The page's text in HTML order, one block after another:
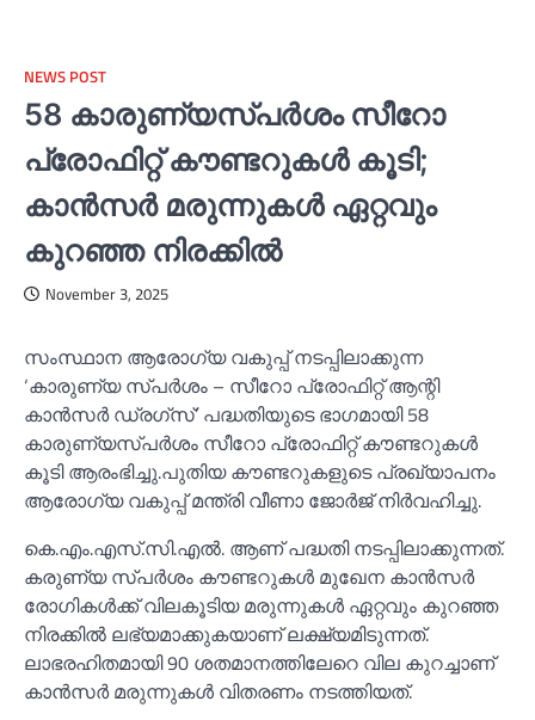
NEWS POST
58 കാരുണ്യസ്പര്‍ശം സീറോ
പ്രോഫിറ്റ് കൗണ്ടറുകള്‍ കൂടി;
കാന്‍സര്‍ മരുന്നുകള്‍ ഏറ്റവും
കുറഞ്ഞ നിരക്കില്‍
November 3, 2025
സംസ്ഥാന ആരോഗ്യ വകുപ്പ് നടപ്പിലാക്കുന്ന
‘കാരുണ്യ സ്പര്‍ശം – സീറോ പ്രോഫിറ്റ് ആന്റി
കാന്‍സര്‍ ഡ്രഗ്‌സ്’ പദ്ധതിയുടെ ഭാഗമായി 58
കാരുണ്യസ്പര്‍ശം സീറോ പ്രോഫിറ്റ് കൗണ്ടറുകള്‍
കൂടി ആരംഭിച്ചു.പുതിയ കൗണ്ടറുകളുടെ പ്രഖ്യാപനം
ആരോഗ്യ വകുപ്പ് മന്ത്രി വീണാ ജോര്‍ജ് നിര്‍വഹിച്ചു.
കെ.എം.എസ്.സി.എല്‍. ആണ് പദ്ധതി നടപ്പിലാക്കുന്നത്.
കരുണ്യ സ്പര്‍ശം കൗണ്ടറുകള്‍ മുഖേന കാന്‍സര്‍
രോഗികള്‍ക്ക് വിലകൂടിയ മരുന്നുകള്‍ ഏറ്റവും കുറഞ്ഞ
നിരക്കില്‍ ലഭ്യമാക്കുകയാണ് ലക്ഷ്യമിടുന്നത്.
ലാഭരഹിതമായി 90 ശതമാനത്തിലേറെ വില കുറച്ചാണ്
കാന്‍സര്‍ മരുന്നുകള്‍ വിതരണം നടത്തിയത്.